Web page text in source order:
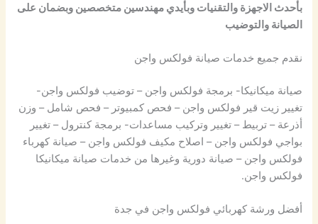
بأحدث الاجهزة والتقنيات وبأيدي مهندسين متخصصين وبضمان على
الصيانة والتوضيب
نقدم جميع خدمات صيانة فولكس واجن
صيانة ميكانيكا- برمجة فولكس واجن – توضيب فولكس واجن-
تغيير زيت قير فولكس واجن – فحص كمبيوتر – فحص شامل – وزن
أذرعة – تربيط – تغيير وتركيب مساعدات- برمجة كنترول – تغيير
بواجي فولكس واجن – اصلاح مكيف فولكس واجن – صيانة كهرباء
فولكس واجن – صيانة دورية وغيرها من خدمات صيانة ميكانيكا
فولكس واجن.
أفضل ورشة كهربائي فولكس واجن في جدة